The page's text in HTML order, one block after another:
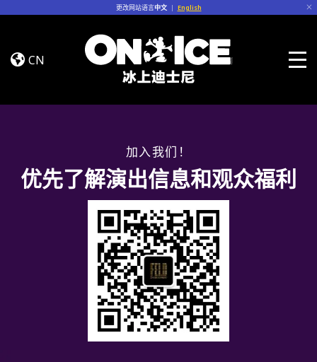
更改网站语言中文 | English
Jump
CN
优先了解演出信息和观众福利
加入我们！